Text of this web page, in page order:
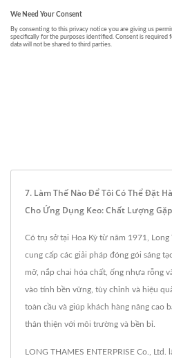
7. Làm Thế Nào Để Tôi Có Thể Đặt
Cho Ứng Dụng Keo: Chất Lượng
Có trụ sở tại Hoa Kỳ từ năm 1971, Long
cung cấp các giải pháp đóng gói sáng
mỡ, nắp chai hóa chất, ống nhựa rỗng
vào tính bền vững, tùy chỉnh và hiệu
toàn cầu và giúp khách hàng nâng cao
thân thiện với môi trường và bền bỉ.
LONG THAMES ENTERPRISE Co.,